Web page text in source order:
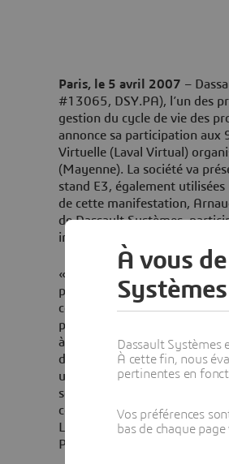
Paris, le 5 avril 2007 –
#13065, DSY.PA), l’un des
gestion du cycle de vie des
annonce sa participation aux
Virtuelle (Laval Virtual)
(Mayenne). La société va
stand E3, également
de cette manifestation,
de Dassault Systèmes,
innovation bien réelle!, se
« Nous entrons dans une ère
plus en plus importante dans
console Wii. La technologie
polyvalente permettant de
à ce titre, un rôle majeur
découverte permanente de
utilisée pour la construction
solutions 3D temps réel
cette technologie pour le
Lors des rencontres de
Pyramide dévoilé en
À vous
Systèmes
Dassault Systèmes
À cette fin, nous
pertinentes en
Vos préférences
bas de chaque